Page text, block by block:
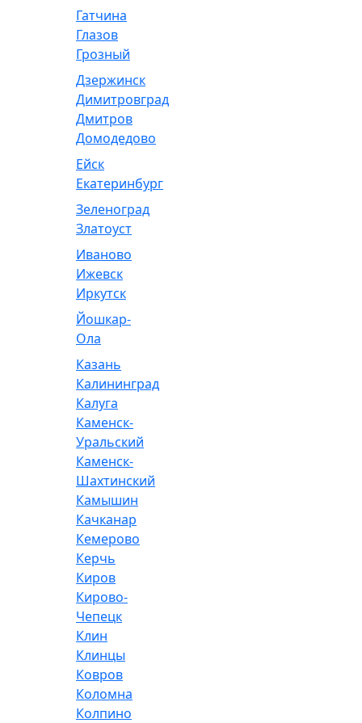
Гатчина
Глазов
Грозный
Дзержинск
Димитровград
Дмитров
Домодедово
Ейск
Екатеринбург
Зеленоград
Златоуст
Иваново
Ижевск
Иркутск
Йошкар-
Ола
Казань
Калининград
Калуга
Каменск-
Уральский
Каменск-
Шахтинский
Камышин
Качканар
Кемерово
Керчь
Киров
Кирово-
Чепецк
Клин
Клинцы
Ковров
Коломна
Колпино